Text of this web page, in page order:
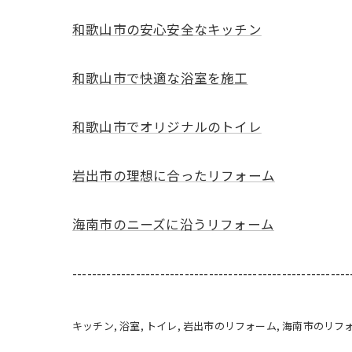
和歌山市の安心安全なキッチン
和歌山市で快適な浴室を施工
和歌山市でオリジナルのトイレ
岩出市の理想に合ったリフォーム
海南市のニーズに沿うリフォーム
キッチン 浴室 トイレ 岩出市のリフォーム 海南市のリフ